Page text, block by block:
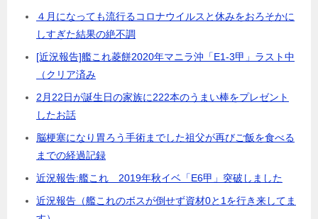
４月になっても流行るコロナウイルスと休みをおろそかに
しすぎた結果の絶不調
[近況報告]艦これ菱餅2020年マニラ沖「E1-3甲」ラスト中
（クリア済み
2月22日が誕生日の家族に222本のうまい棒をプレゼント
したお話
脳梗塞になり胃ろう手術までした祖父が再びご飯を食べる
までの経過記録
近況報告:艦これ 2019年秋イベ「E6甲」突破しました
近況報告（艦これのボスが倒せず資材0と1を行き来してま